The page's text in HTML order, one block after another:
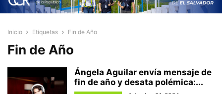
Inicio Etiquetas Fin de Año
Fin de Año
Ángela Aguilar envía mensaje de
fin de año y desata polémica:...